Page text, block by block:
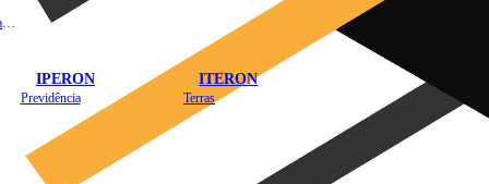
IPERON
Previdência
ITERON
Terras